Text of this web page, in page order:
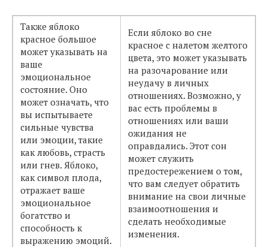
Также яблоко
красное большое
может указывать на
ваше
эмоциональное
состояние. Оно
может означать, что
вы испытываете
сильные чувства
или эмоции, такие
как любовь, страсть
или гнев. Яблоко,
как символ плода,
отражает ваше
эмоциональное
богатство и
способность к
выражению эмоций.
Если яблоко во сне
красное с налетом желтого
цвета, это может указывать
на разочарование или
неудачу в личных
отношениях. Возможно, у
вас есть проблемы в
отношениях или ваши
ожидания не
оправдались. Этот сон
может служить
предостережением о том,
что вам следует обратить
внимание на свои личные
взаимоотношения и
сделать необходимые
изменения.